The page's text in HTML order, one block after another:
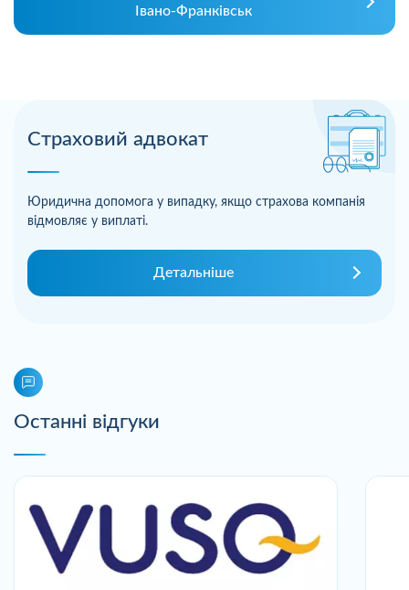
Страховий адвокат
Юридична допомога у випадку, якщо страхова компанія
відмовляє у виплаті.
Детальніше
Останні відгуки
Івано-Франківськ